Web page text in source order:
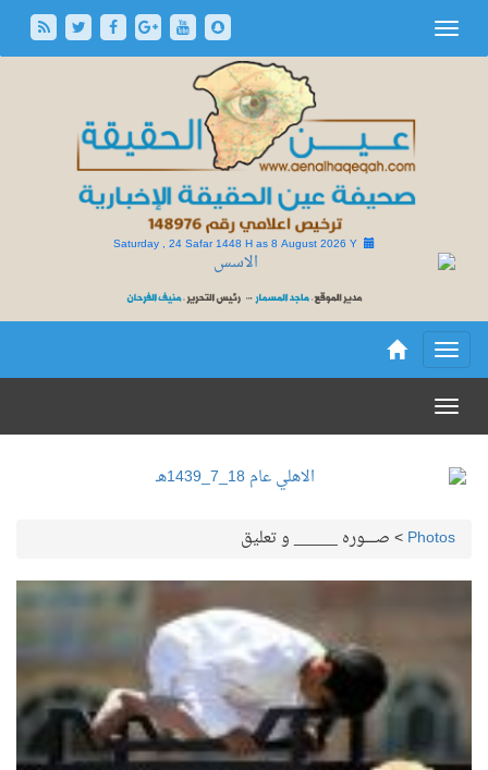
Saturday , 24 Safar 1448 H as8 August 2026 Y
Photos
>صـــــوره _____ و تعليق